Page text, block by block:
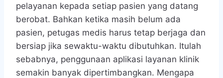
pelayanan kepada setiap pasien yang datang
berobat. Bahkan ketika masih belum ada
pasien, petugas medis harus tetap berjaga dan
bersiap jika sewaktu-waktu dibutuhkan. Itulah
sebabnya, penggunaan aplikasi layanan klinik
semakin banyak dipertimbangkan. Mengapa